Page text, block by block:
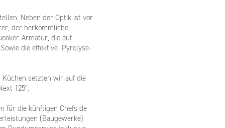
Neben der Optik ist vor
der herkömmliche
Armatur, die auf
die effektive Pyrolyse-
setzten wir auf die
125“.
für die künftigen Chefs de
(Baugewerke)